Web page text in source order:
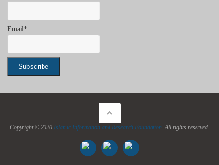
Email*
Copyright © 2020 Islamic Information and Research Foundation . All rights reserved.